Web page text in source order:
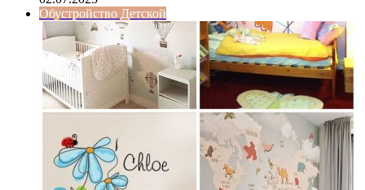
Обустройство Детской